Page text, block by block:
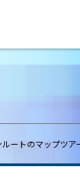
ートのマップツア